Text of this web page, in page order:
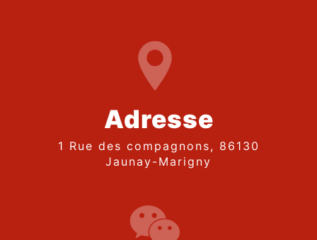
Adresse
1 Rue des compagnons, 86130
Jaunay-Marigny